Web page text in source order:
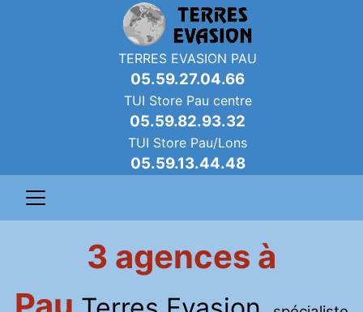
TERRES EVASION PAU
05.59.27.04.66
TUI Store Pau centre
05.59.82.93.32
TUI Store Pau/Lons
05.59.13.44.48
3 agences à